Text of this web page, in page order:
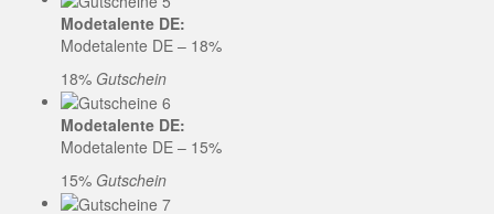
Modetalente DE:
Modetalente DE – 18%
18% Gutschein
Modetalente DE:
Modetalente DE – 15%
15% Gutschein